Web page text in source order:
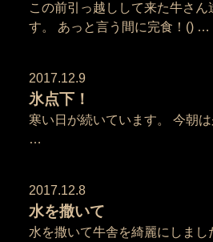
この前引っ越しして来た牛さん
す。 あっと言う間に完食！() …
2017.12.9
氷点下！
寒い日が続いています。 今朝
…
2017.12.8
水を撒いて
水を撒いて牛舎を綺麗にしま